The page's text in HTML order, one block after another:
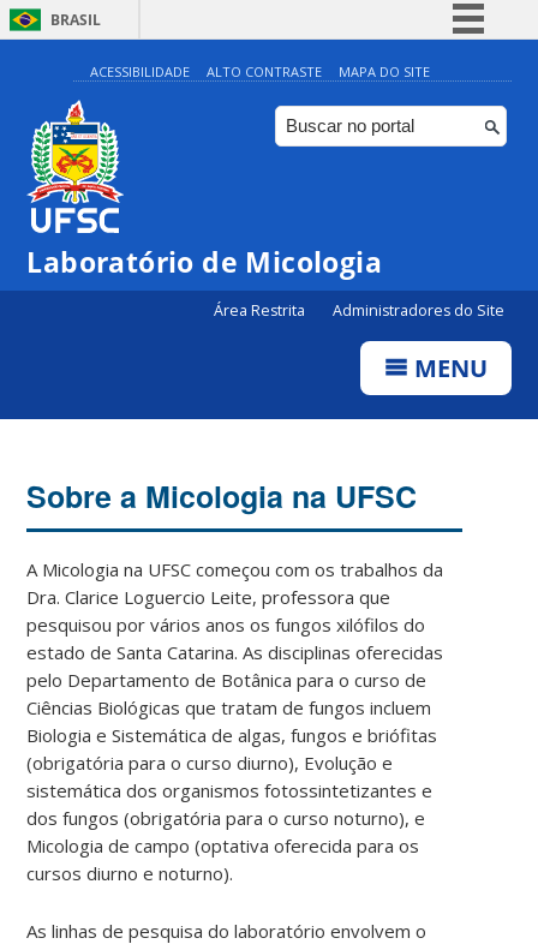
BRASIL
Simplifique!
Comunica BR
Participe
Canais
ACESSIBILIDADE ALTO CONTRASTE MAPA DO SITE
Laboratório de Micologia
Área Restrita Administradores do Site
MENU
Sobre a Micologia na UFSC
A Micologia na UFSC começou com os trabalhos da
Dra. Clarice Loguercio Leite, professora que
pesquisou por vários anos os fungos xilófilos do
estado de Santa Catarina. As disciplinas oferecidas
pelo Departamento de Botânica para o curso de
Ciências Biológicas que tratam de fungos incluem
Biologia e Sistemática de algas, fungos e briófitas
(obrigatória para o curso diurno), Evolução e
sistemática dos organismos fotossintetizantes e
dos fungos (obrigatória para o curso noturno), e
Micologia de campo (optativa oferecida para os
cursos diurno e noturno).
As linhas de pesquisa do laboratório envolvem o